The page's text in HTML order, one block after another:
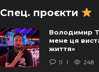
Віктор
продаж
Спец. проєкти
Володимир
мене ця
життя»
0 248